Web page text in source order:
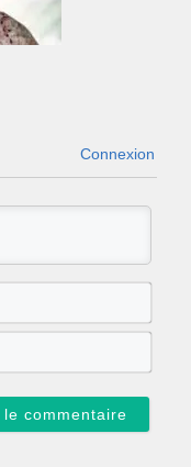
Connexion
N
m
E